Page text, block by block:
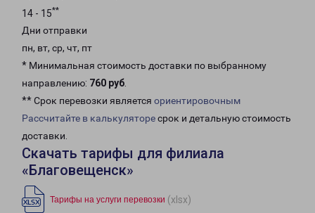
14 - 15**
Дни отправки
пн, вт, ср, чт, пт
* Минимальная стоимость доставки по выбранному
направлению: 760 руб.
** Срок перевозки является ориентировочным
Рассчитайте в калькуляторесрок и детальную стоимость
доставки.
Скачать тарифы для филиала
«Благовещенск»
Тарифы на услуги перевозки (xlsx)